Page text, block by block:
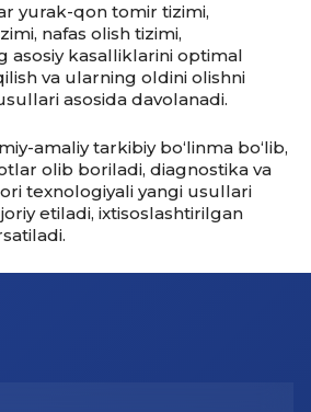
yurak-qon tomir tizimi,
nafas olish tizimi,
asosiy kasalliklarini optimal
va ularning oldini olishni
asosida davolanadi.
amaliy tarkibiy bo‘linma bo‘lib,
olib boriladi, diagnostika va
texnologiyali yangi usullari
etiladi, ixtisoslashtirilgan